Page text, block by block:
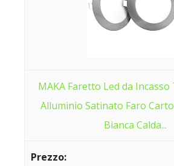
MAKA Faretto Led da
Alluminio Satinato Faro
Bianca Calda...